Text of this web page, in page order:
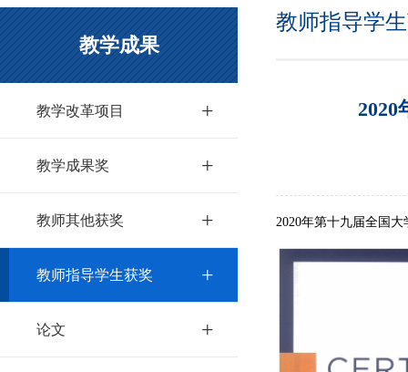
中心动态
学院动态
师资队伍 通识类实验课程
专业基础类实验
教学成果
教学改革项目 +
教学成果奖 +
教师其他获奖 +
教师指导学生获奖 +
论文 +
教师指导学
2020
2020年第十九届全国大